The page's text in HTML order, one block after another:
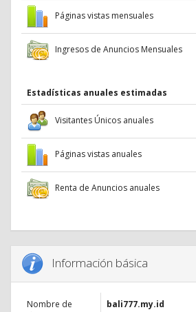
Páginas vistas mensuales
Ingresos de Anuncios Mensuales
Estadísticas anuales estimadas
Visitantes Únicos anuales
Páginas vistas anuales
Renta de Anuncios anuales
Información básica
Nombre de
bali777.my.id